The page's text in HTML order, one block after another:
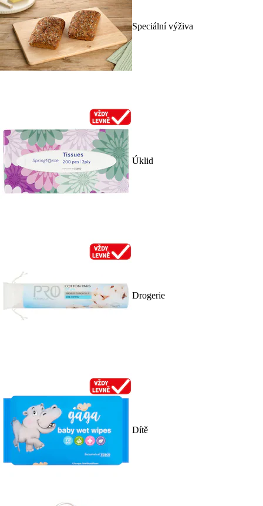
Speciální výživa
Úklid
Drogerie
Dítě